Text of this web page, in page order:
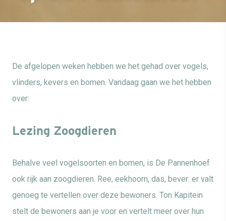
De afgelopen weken hebben we het gehad over vogels,
vlinders, kevers en bomen. Vandaag gaan we het hebben
over:
Lezing Zoogdieren
Behalve veel vogelsoorten en bomen, is De Pannenhoef
ook rijk aan zoogdieren. Ree, eekhoorn, das, bever: er valt
genoeg te vertellen over deze bewoners. Ton Kapitein
stelt de bewoners aan je voor en vertelt meer over hun